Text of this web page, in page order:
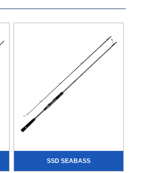
SSD SEABASS